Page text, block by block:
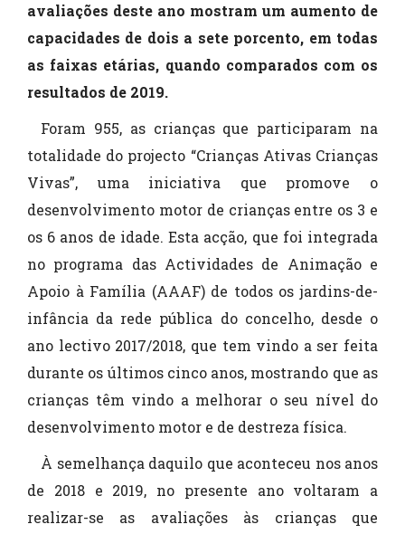
avaliações deste ano mostram um aumento de
capacidades de dois a sete porcento, em todas
as faixas etárias, quando comparados com os
resultados de 2019.
Foram 955, as crianças que participaram na
totalidade do projecto “Crianças Ativas Crianças
Vivas”, uma iniciativa que promove o
desenvolvimento motor de crianças entre os 3 e
os 6 anos de idade. Esta acção, que foi integrada
no programa das Actividades de Animação e
Apoio à Família (AAAF) de todos os jardins-de-
infância da rede pública do concelho, desde o
ano lectivo 2017/2018, que tem vindo a ser feita
durante os últimos cinco anos, mostrando que as
crianças têm vindo a melhorar o seu nível do
desenvolvimento motor e de destreza física.
À semelhança daquilo que aconteceu nos anos
de 2018 e 2019, no presente ano voltaram a
realizar-se as avaliações às crianças que